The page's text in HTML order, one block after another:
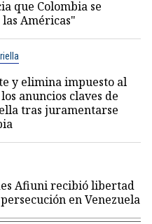
que Colombia se
Américas"
y elimina impuesto al
anuncios claves de
tras juramentarse
Afiuni recibió libertad
en Venezuela